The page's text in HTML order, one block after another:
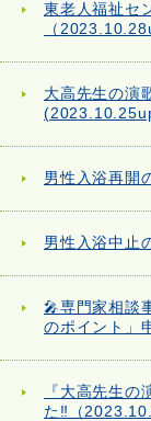
東老人福祉セ
（
大高先生の演
男性入浴再開
男性入浴中止
🎤専門家相談
のポイント」
『大高先生
た‼（